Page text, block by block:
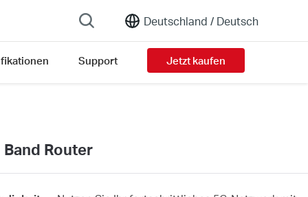
Deutschland / Deutsch
Support Jetzt kaufen
Router